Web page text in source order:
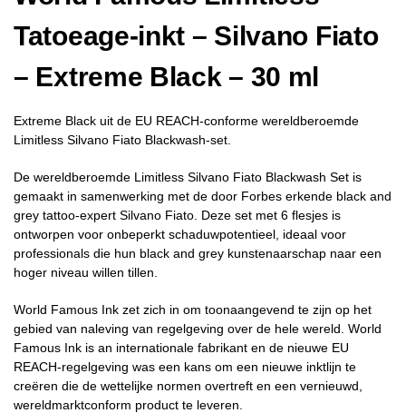
Tatoeage-inkt – Silvano Fiato
– Extreme Black – 30 ml
Extreme Black uit de EU REACH-conforme wereldberoemde
Limitless Silvano Fiato Blackwash-set.
De wereldberoemde Limitless Silvano Fiato Blackwash Set is
gemaakt in samenwerking met de door Forbes erkende black and
grey tattoo-expert Silvano Fiato. Deze set met 6 flesjes is
ontworpen voor onbeperkt schaduwpotentieel, ideaal voor
professionals die hun black and grey kunstenaarschap naar een
hoger niveau willen tillen.
World Famous Ink zet zich in om toonaangevend te zijn op het
gebied van naleving van regelgeving over de hele wereld. World
Famous Ink is an internationale fabrikant en de nieuwe EU
REACH-regelgeving was een kans om een nieuwe inktlijn te
creëren die de wettelijke normen overtreft en een vernieuwd,
wereldmarktconform product te leveren.